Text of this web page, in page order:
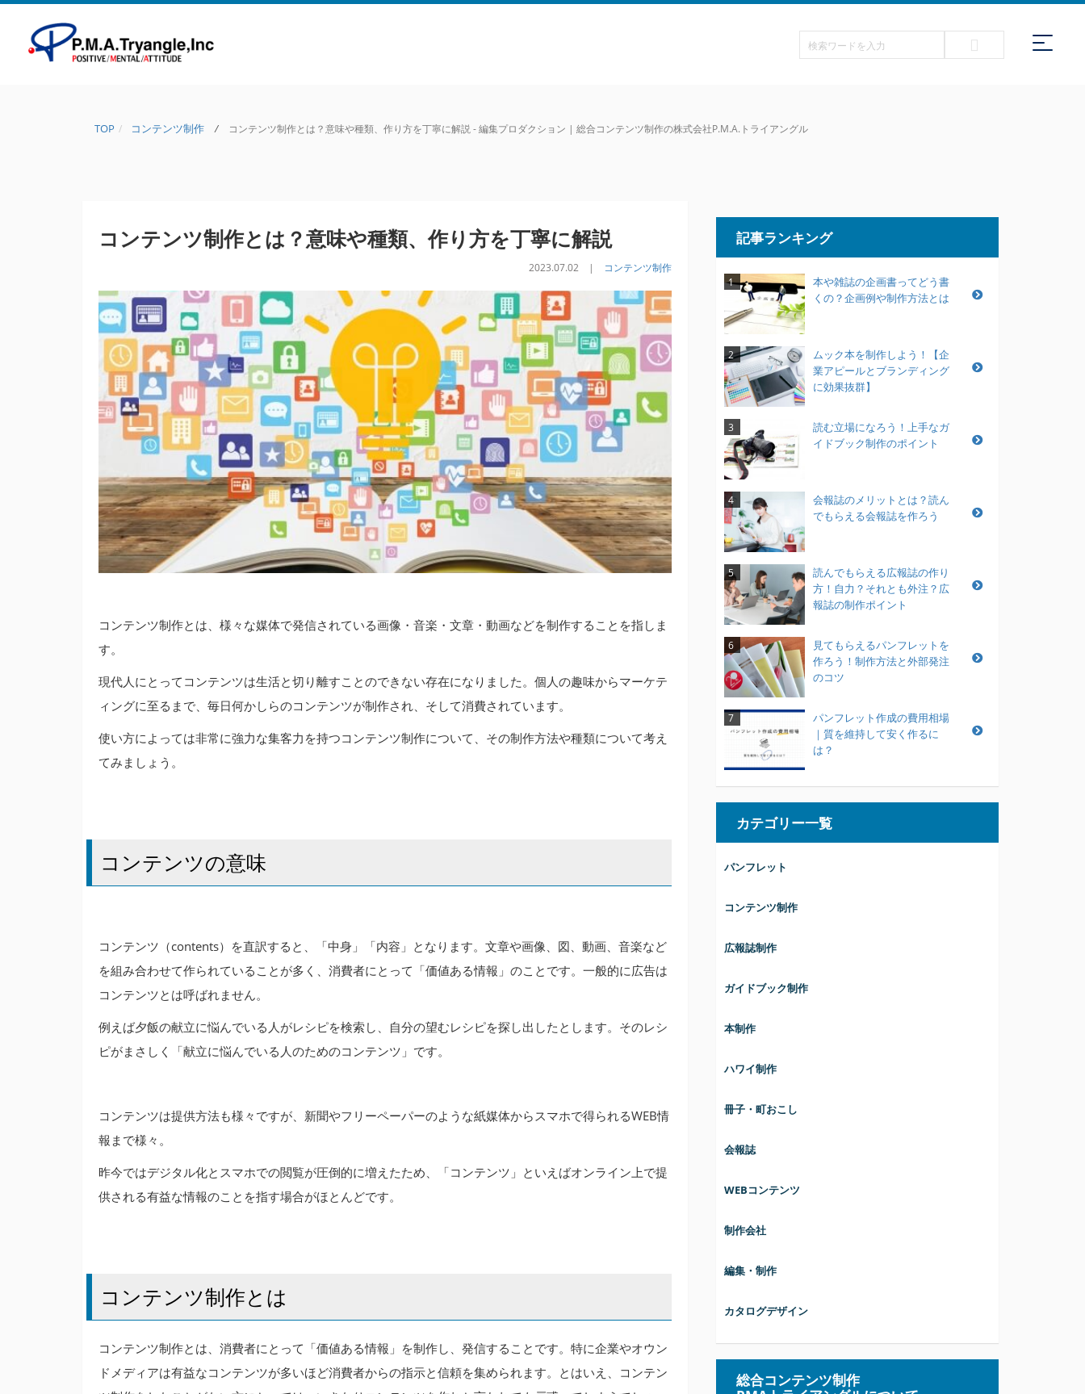
TOP コンテンツ制作 / コンテンツ制作とは？意味や種類、作り方を丁寧に解説 - 編集プロダクション | 総合コンテンツ制作の株式会社P.M.A.トライアングル
コンテンツ制作とは？意味や種類、作り方を丁寧に解説
2023.07.02 | コンテンツ制作
コンテンツ制作とは、様々な媒体で発信されている画像・音楽・文章・動画などを制作することを指しま
す。
現代人にとってコンテンツは生活と切り離すことのできない存在になりました。個人の趣味からマーケテ
ィングに至るまで、毎日何かしらのコンテンツが制作され、そして消費されています。
使い方によっては非常に強力な集客力を持つコンテンツ制作について、その制作方法や種類について考え
てみましょう。
コンテンツの意味
コンテンツ（contents）を直訳すると、「中身」「内容」となります。文章や画像、図、動画、音楽など
を組み合わせて作られていることが多く、消費者にとって「価値ある情報」のことです。一般的に広告は
コンテンツとは呼ばれません。
例えば夕飯の献立に悩んでいる人がレシピを検索し、自分の望むレシピを探し出したとします。そのレシ
ピがまさしく「献立に悩んでいる人のためのコンテンツ」です。
コンテンツは提供方法も様々ですが、新聞やフリーペーパーのような紙媒体からスマホで得られるWEB情
報まで様々。
昨今ではデジタル化とスマホでの閲覧が圧倒的に増えたため、「コンテンツ」といえばオンライン上で提
供される有益な情報のことを指す場合がほとんどです。
コンテンツ制作とは
コンテンツ制作とは、消費者にとって「価値ある情報」を制作し、発信することです。特に企業やオウン
ドメディアは有益なコンテンツが多いほど消費者からの指示と信頼を集められます。とはいえ、コンテン
記事ランキング
1
本や雑誌の企画書ってどう書
くの？企画例や制作方法とは
2
ムック本を制作しよう！【企
業アピールとブランディング
に効果抜群】
3
読む立場になろう！上手なガ
イドブック制作のポイント
4
会報誌のメリットとは？読ん
でもらえる会報誌を作ろう
5
読んでもらえる広報誌の作り
方！自力？それとも外注？広
報誌の制作ポイント
6
見てもらえるパンフレットを
作ろう！制作方法と外部発注
のコツ
7
パンフレット作成の費用相場
｜質を維持して安く作るに
は？
カテゴリー一覧
パンフレット
コンテンツ制作
広報誌制作
ガイドブック制作
本制作
ハワイ制作
冊子・町おこし
会報誌
WEBコンテンツ
制作会社
編集・制作
カタログデザイン
総合コンテンツ制作